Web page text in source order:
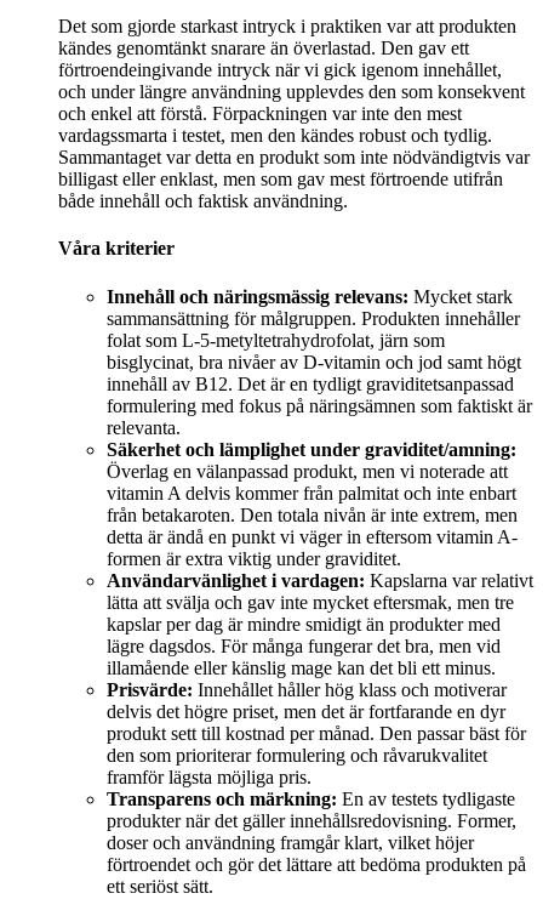
Det som gjorde starkast intryck i praktiken var att produkten
kändes genomtänkt snarare än överlastad. Den gav ett
förtroendeingivande intryck när vi gick igenom innehållet,
och under längre användning upplevdes den som konsekvent
och enkel att förstå. Förpackningen var inte den mest
vardagssmarta i testet, men den kändes robust och tydlig.
Sammantaget var detta en produkt som inte nödvändigtvis var
billigast eller enklast, men som gav mest förtroende utifrån
både innehåll och faktisk användning.
Våra kriterier
Innehåll och näringsmässig relevans: Mycket stark
sammansättning för målgruppen. Produkten innehåller
folat som L-5-metyltetrahydrofolat, järn som
bisglycinat, bra nivåer av D-vitamin och jod samt högt
innehåll av B12. Det är en tydligt graviditetsanpassad
formulering med fokus på näringsämnen som faktiskt är
relevanta.
Säkerhet och lämplighet under graviditet/amning:
Överlag en välanpassad produkt, men vi noterade att
vitamin A delvis kommer från palmitat och inte enbart
från betakaroten. Den totala nivån är inte extrem, men
detta är ändå en punkt vi väger in eftersom vitamin A-
formen är extra viktig under graviditet.
Användarvänlighet i vardagen: Kapslarna var relativt
lätta att svälja och gav inte mycket eftersmak, men tre
kapslar per dag är mindre smidigt än produkter med
lägre dagsdos. För många fungerar det bra, men vid
illamående eller känslig mage kan det bli ett minus.
Prisvärde: Innehållet håller hög klass och motiverar
delvis det högre priset, men det är fortfarande en dyr
produkt sett till kostnad per månad. Den passar bäst för
den som prioriterar formulering och råvarukvalitet
framför lägsta möjliga pris.
Transparens och märkning: En av testets tydligaste
produkter när det gäller innehållsredovisning. Former,
doser och användning framgår klart, vilket höjer
förtroendet och gör det lättare att bedöma produkten på
ett seriöst sätt.